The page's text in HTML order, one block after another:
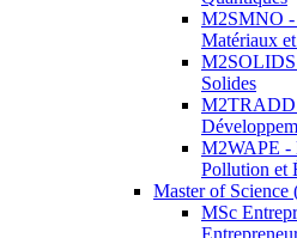
M2SMNO -
Matériaux
M2SOLIDS
Solides
M2TRADD
M2WAPE -
Pollution et
Master of Science
MSc